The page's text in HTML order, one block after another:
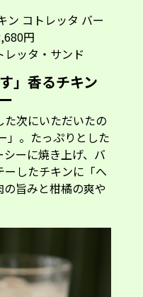
ッタ・サンド
」香るチキン
次にいただいたの
。たっぷりとした
ーに焼き上げ、バ
したチキンに「へ
旨みと柑橘の爽や